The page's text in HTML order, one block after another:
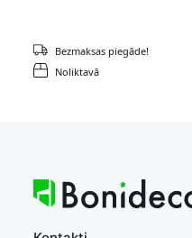
Noliktavā
Bezmaksas piegāde!